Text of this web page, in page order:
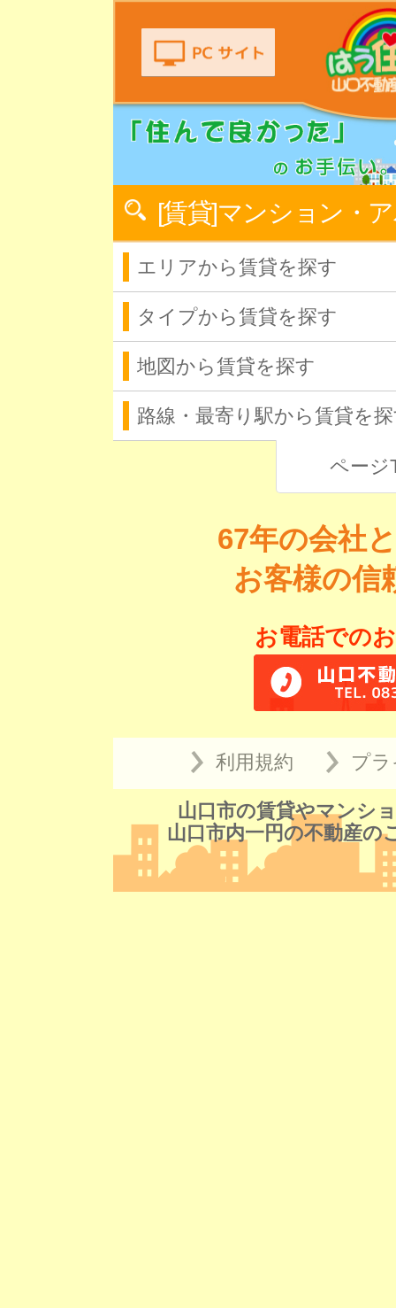
[賃貸]マンション・
エリアから賃貸を探す
タイプから賃貸を探す
地図から賃貸を探す
路線・最寄り駅から賃貸を
ページ
67年の会社
お客様の信
お電話での
利用規約 プ
山口市の賃貸やマンシ
山口市内一円の不動産の